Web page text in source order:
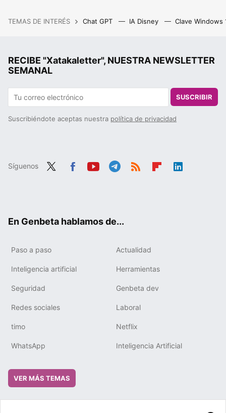
TEMAS DE INTERÉS Chat GPT IA Disney Clave Windows
RECIBE "Xatakaletter", NUESTRA NEWSLETTER
SEMANAL
SUSCRIBIR
Suscribiéndote aceptas nuestra política de privacidad
Síguenos
En Genbeta hablamos de...
Paso a paso Actualidad
Inteligencia artificial Herramientas
Seguridad Genbeta dev
Redes sociales Laboral
timo Netflix
WhatsApp Inteligencia Artificial
VER MÁS TEMAS